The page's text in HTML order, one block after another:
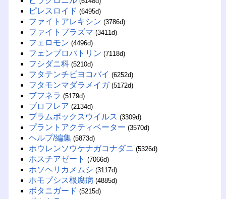
ピレスロイド (6495d)
ファイトアレキシン (3786d)
ファイトプラズマ (3411d)
フェロモン (4496d)
フェンプロパトリン (7118d)
フシダニ科 (5210d)
フタテンチビヨコバイ (6252d)
フタモンマダラメイガ (5172d)
ブフネラ (5179d)
ブロフレア (2134d)
プラムポックスウイルス (3309d)
プラントアクティベーター (3570d)
ヘルプ/編集 (5873d)
ホウレンソウケナガコナダニ (5326d)
ホスチアゼート (7066d)
ホソヘリカメムシ (3117d)
ホモプシス根腐病 (4885d)
ボタニガード (5215d)